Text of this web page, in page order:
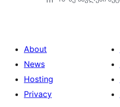
About
News
Hosting
Privacy